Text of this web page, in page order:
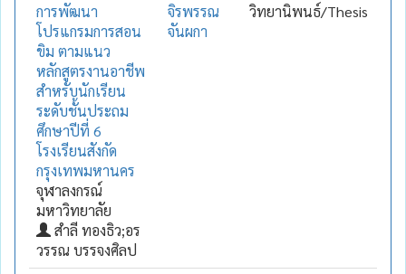
การพัฒนา
โปรแกรมการสอน
ขิม ตามแนว
หลักสูตรงานอาชีพ
สำหรับนักเรียน
ระดับชั้นประถม
ศึกษาปีที่ 6
โรงเรียนสังกัด
กรุงเทพมหานคร
จุฬาลงกรณ์
มหาวิทยาลัย
สำลี ทองธิว;อร
วรรณ บรรจงศิลป
จิรพรรณ
จันผกา
วิทยานิพนธ์/Thesis